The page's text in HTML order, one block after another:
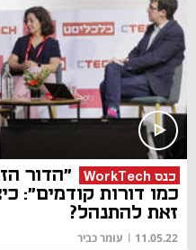
כנס WorkTech
"הדור
כמו דורות קודמים":
זאת להתנהל?
11.05.22
| עומר כביר